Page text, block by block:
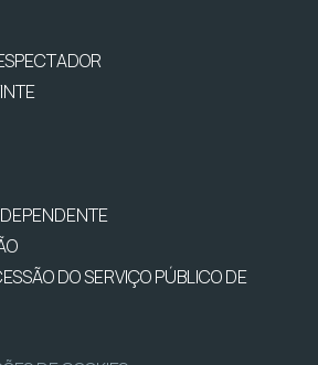
DO SERVIÇO PÚBLICO DE